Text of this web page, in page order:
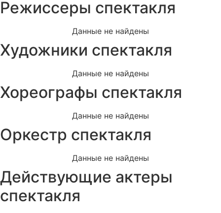
Режиссеры спектакля
Данные не найдены
Художники спектакля
Данные не найдены
Хореографы спектакля
Данные не найдены
Оркестр спектакля
Данные не найдены
Действующие актеры
спектакля